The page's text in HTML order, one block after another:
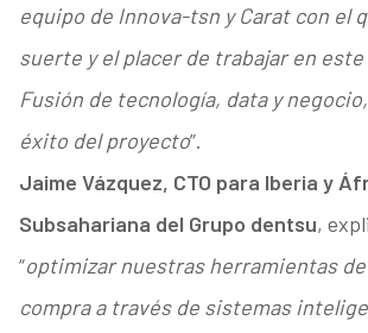
equipo de Innova-tsn y Carat con el
suerte y el placer de trabajar en
Fusión de tecnología, data y
éxito del proyecto”.
Jaime Vázquez, CTO para Iberia y
Subsahariana del Grupo dentsu,
“optimizar nuestras herramientas
compra a través de sistemas